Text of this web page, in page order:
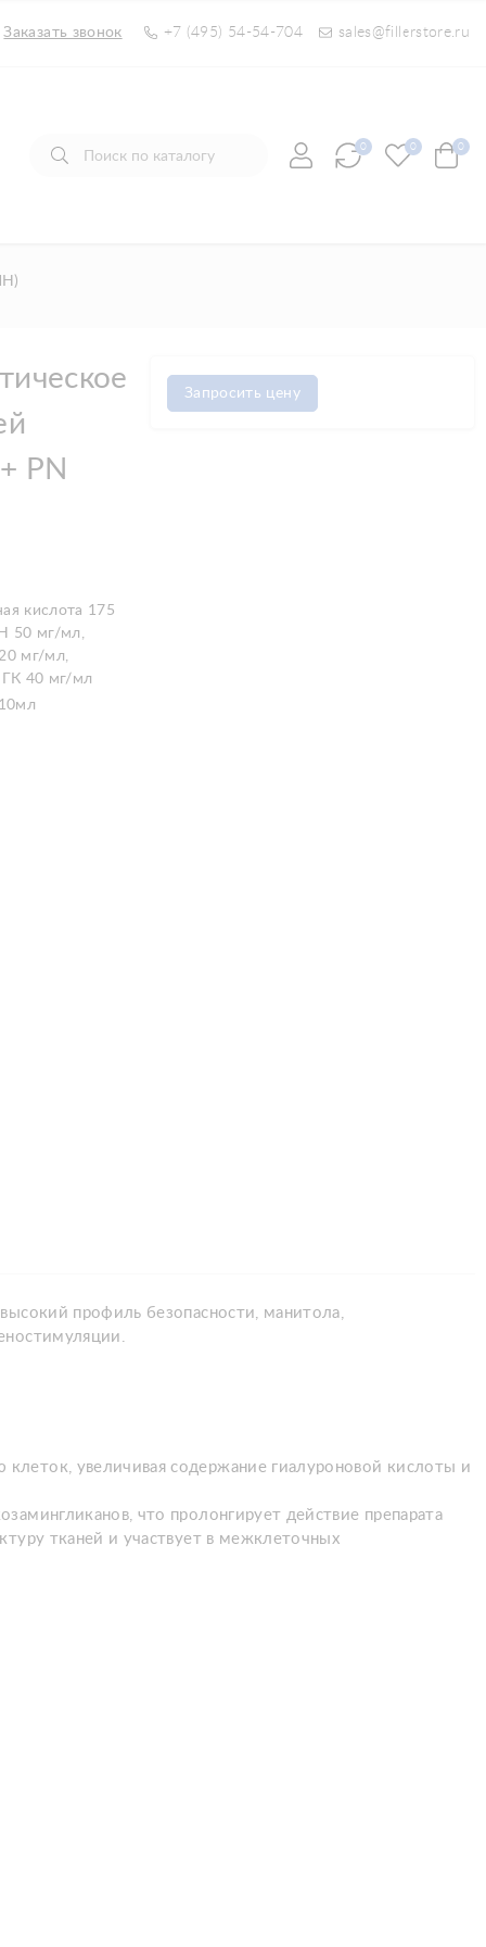
Заказать звонок +7 (495) 54-54-704 sales@fillerstore.ru
0 0 0
PN
кислота 175
50 мг/мл,
мг/мл,
ГК 40 мг/мл
Запросить цену
профиль безопасности, манитола,
увеличивая содержание гиалуроновой кислоты и
что пролонгирует действие препарата
тканей и участвует в межклеточных